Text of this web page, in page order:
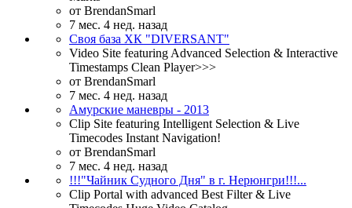
от BrendanSmarl
7 мес. 4 нед. назад
Своя база ХК "DIVERSANT"
Video Site featuring Advanced Selection & Interactive
Timestamps Clean Player>>>
от BrendanSmarl
7 мес. 4 нед. назад
Амурские маневры - 2013
Clip Site featuring Intelligent Selection & Live
Timecodes Instant Navigation!
от BrendanSmarl
7 мес. 4 нед. назад
!!!"Чайник Судного Дня" в г. Нерюнгри!!!...
Clip Portal with advanced Best Filter & Live